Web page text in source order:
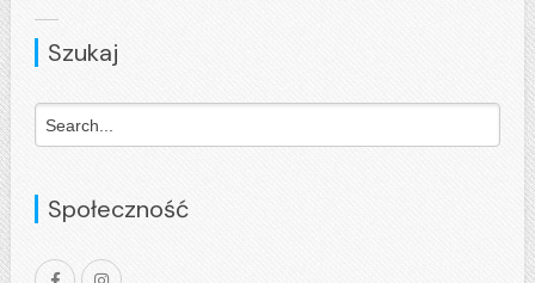
Szukaj
Społeczność